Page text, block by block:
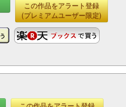
この作品をアラート登録
(プレミアムユーザー限定)